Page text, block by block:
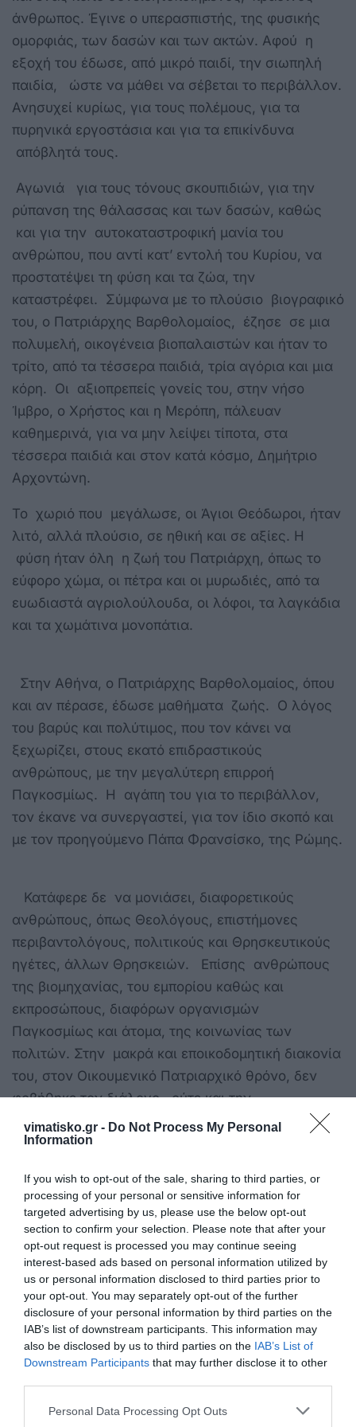
vimatisko.gr - Do Not Process My Personal
Information
If you wish to opt-out of the sale, sharing to third parties, or
processing of your personal or sensitive information for
targeted advertising by us, please use the below opt-out
section to confirm your selection. Please note that after your
opt-out request is processed you may continue seeing
interest-based ads based on personal information utilized by
us or personal information disclosed to third parties prior to
your opt-out. You may separately opt-out of the further
disclosure of your personal information by third parties on the
IAB’s list of downstream participants. This information may
also be disclosed by us to third parties on the IAB’s List of
Downstream Participants that may further disclose it to other
Personal Data Processing Opt Outs
άνθρωπος. Έγινε ο υπερασπιστής, της φυσικής
ομορφιάς, των δασών και των ακτών. Αφού η
εξοχή του έδωσε, από μικρό παιδί, την σιωπηλή
παιδία, ώστε να μάθει να σέβεται το περιβάλλον.
Ανησυχεί κυρίως, για τους πολέμους, για τα
πυρηνικά εργοστάσια και για τα επικίνδυνα
απόβλητά τους.
Αγωνιά για τους τόνους σκουπιδιών, για την
ρύπανση της θάλασσας και των δασών, καθώς
και για την αυτοκαταστροφική μανία του
ανθρώπου, που αντί κατ’ εντολή του Κυρίου, να
προστατέψει τη φύση και τα ζώα, την
καταστρέφει. Σύμφωνα με το πλούσιο βιογραφικό
του, ο Πατριάρχης Βαρθολομαίος, έζησε σε μια
πολυμελή, οικογένεια βιοπαλαιστών και ήταν το
τρίτο, από τα τέσσερα παιδιά, τρία αγόρια και μια
κόρη. Οι αξιοπρεπείς γονείς του, στην νήσο
Ίμβρο, ο Χρήστος και η Μερόπη, πάλευαν
καθημερινά, για να μην λείψει τίποτα, στα
τέσσερα παιδιά και στον κατά κόσμο, Δημήτριο
Αρχοντώνη.
Το χωριό που μεγάλωσε, οι Άγιοι Θεόδωροι, ήταν
λιτό, αλλά πλούσιο, σε ηθική και σε αξίες. Η
φύση ήταν όλη η ζωή του Πατριάρχη, όπως το
εύφορο χώμα, οι πέτρα και οι μυρωδιές, από τα
ευωδιαστά αγριολούλουδα, οι λόφοι, τα λαγκάδια
και τα χωμάτινα μονοπάτια.
Στην Αθήνα, ο Πατριάρχης Βαρθολομαίος, όπου
και αν πέρασε, έδωσε μαθήματα ζωής. Ο λόγος
του βαρύς και πολύτιμος, που τον κάνει να
ξεχωρίζει, στους εκατό επιδραστικούς
ανθρώπους, με την μεγαλύτερη επιρροή
Παγκοσμίως. Η αγάπη του για το περιβάλλον,
τον έκανε να συνεργαστεί, για τον ίδιο σκοπό και
με τον προηγούμενο Πάπα Φρανσίσκο, της Ρώμης.
Κατάφερε δε να μονιάσει, διαφορετικούς
ανθρώπους, όπως Θεολόγους, επιστήμονες
περιβαντολόγους, πολιτικούς και Θρησκευτικούς
ηγέτες, άλλων Θρησκειών. Επίσης ανθρώπους
της βιομηχανίας, του εμπορίου καθώς και
εκπροσώπους, διαφόρων οργανισμών
Παγκοσμίως και άτομα, της κοινωνίας των
πολιτών. Στην μακρά και εποικοδομητική διακονία
του, στον Οικουμενικό Πατριαρχικό θρόνο, δεν
φοβήθηκε τον διάλογο, ούτε και την
αντιπαράθεση, στα Παγκόσμια Συνέδρια.
σε θάλασσες, σε ποτάμια, σε βουνά και σε
λιβάδια, ώστε να αποφευχθούν ο ι δραματικές
συνέπειες, της Κλιματικής Αλλαγής στη Γη. Ο
Πατριάρχης Βαρθολομαίος αγωνίζεται, για να
πείσει τους κυβερνώντες και την κοινή γνώμη, ότι
η βιώσιμη ανάπτυξη, είναι υπόθεση όλων μας και
κυρίως των παιδιών.
Όμως πρέπει να περιορίσουμε την απληστία, τον
τρόπο που υπέρ-καταναλώνουμε και να
όταν χάνουν τα παιδιά, την ελπίδα αυτό αποτελεί,